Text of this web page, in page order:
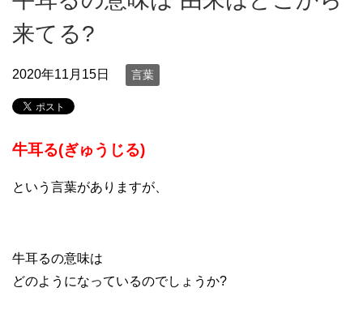
来てる?
2020年11月15日 言葉
牛耳る(ぎゅうじる)
という言葉がありますが、
牛耳るの意味は
どのようになっているのでしょうか?